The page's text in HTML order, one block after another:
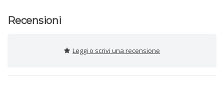
Recensioni
Leggi o scrivi una recensione